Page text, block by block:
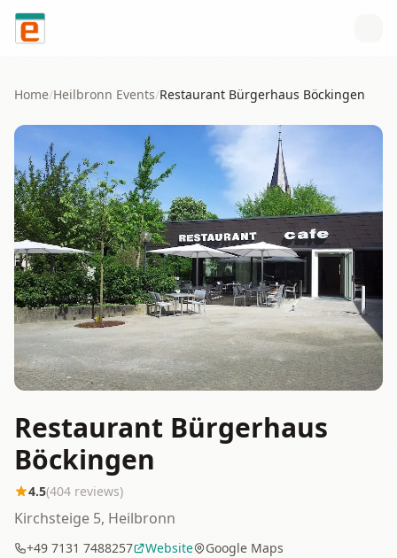
Skip to content
Home/Heilbronn Events/Restaurant Bürgerhaus Böckingen
Restaurant Bürgerhaus
Böckingen
4.5(404 reviews)
Kirchsteige 5, Heilbronn
+49 7131 7488257 Website
Google Maps